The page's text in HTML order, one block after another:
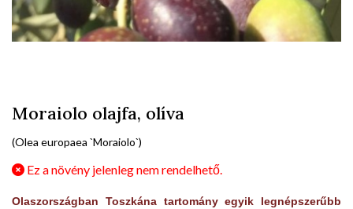
Moraiolo olajfa, olíva
(Olea europaea `Moraiolo`)
Ez a növény jelenleg nem rendelhető.
Olaszországban Toszkána tartomány egyik legnépszerűbb